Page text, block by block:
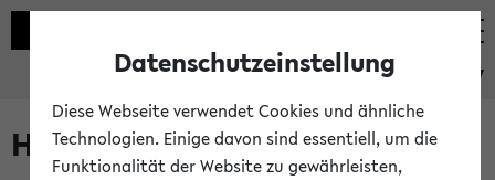
eKVV
Hilfe & Kontakt
Datenschutzeinstellung
Diese Webseite verwendet Cookies und ähnliche
Technologien. Einige davon sind essentiell, um die
Funktionalität der Website zu gewährleisten,